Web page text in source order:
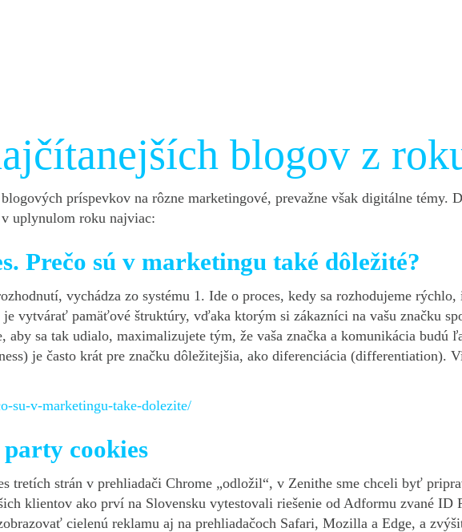
blogov z
príspevkov na rôzne marketingové, prevažne však digitálne témy.
uplynulom roku najviac:
Prečo sú v marketingu také dôležité?
vychádza zo systému 1. Ide o proces, kedy sa rozhodujeme
vytvárať pamäťové štruktúry, vďaka ktorým si zákazníci na vašu značku
aby sa tak udialo, maximalizujete tým, že vaša značka a komunikácia budú
je často krát pre značku dôležitejšia, ako diferenciácia (differentiation).
su-v-marketingu-take-dolezite/
cookies
tretích strán v prehliadači Chrome „odložil“, v Zenithe sme chceli byť
klientov ako prví na Slovensku vytestovali riešenie od Adformu zvané ID
cielenú reklamu aj na prehliadačoch Safari, Mozilla a Edge, a